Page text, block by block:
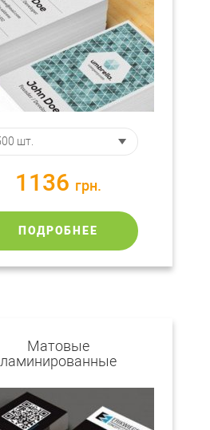
1136 грн.
ПОДРОБНЕЕ
Матовые
ламинированные